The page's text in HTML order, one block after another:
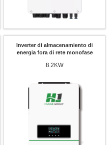
Inverter di almacenamiento di
energia fora di rete monofase
8.2KW